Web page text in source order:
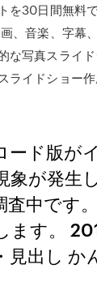
を30日間無料
、音楽、字幕
な写真スライ
ライドショー
ード版が
象が発生
査中です
ます。
見出し か